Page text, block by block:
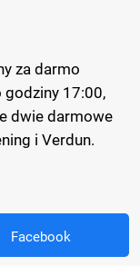
za darmo
17:00,
dwie darmowe
i Verdun.
Facebook